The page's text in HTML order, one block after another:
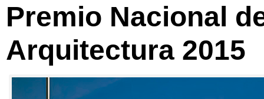
Premio Nacional
Arquitectura 2015